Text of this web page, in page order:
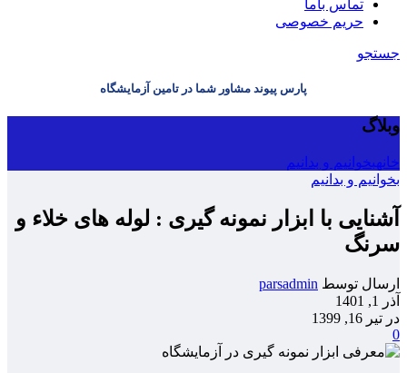
تماس باما
حریم خصوصی
جستجو
پارس پیوند مشاور شما در تامین آزمایشگاه
وبلاگ
خانهبخوانیم و بدانیم
بخوانیم و بدانیم
آشنایی با ابزار نمونه گیری : لوله های خلاء و
سرنگ
ارسال توسط parsadmin
آذر 1, 1401
در تیر 16, 1399
0